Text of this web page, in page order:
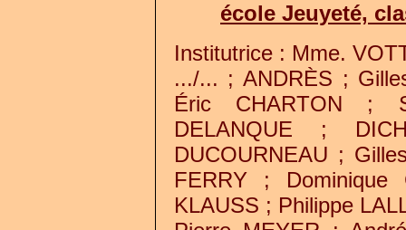
école Jeuyeté,
Institutrice : Mme.
.../... ; ANDRÈS ;
Éric CHARTON ;
DELANQUE ;
DUCOURNEAU ;
FERRY ; Dominique
KLAUSS ; Philippe